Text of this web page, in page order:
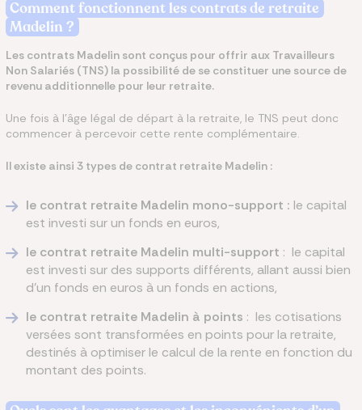
Comment fonctionnent les contrats de retraite
Madelin ?
Les contrats Madelin sont conçus pour offrir aux Travailleurs
Non Salariés (TNS) la possibilité de se constituer une source de
revenu additionnelle pour leur retraite.
Une fois à l'âge légal de départ à la retraite, le TNS peut donc
commencer à percevoir cette rente complémentaire.
Il existe ainsi 3 types de contrat retraite Madelin :
le contrat retraite Madelin mono-support : le capital
est investi sur un fonds en euros,
le contrat retraite Madelin multi-support : le capital
est investi sur des supports différents, allant aussi bien
d’un fonds en euros à un fonds en actions,
le contrat retraite Madelin à points : les cotisations
versées sont transformées en points pour la retraite,
destinés à optimiser le calcul de la rente en fonction du
montant des points.